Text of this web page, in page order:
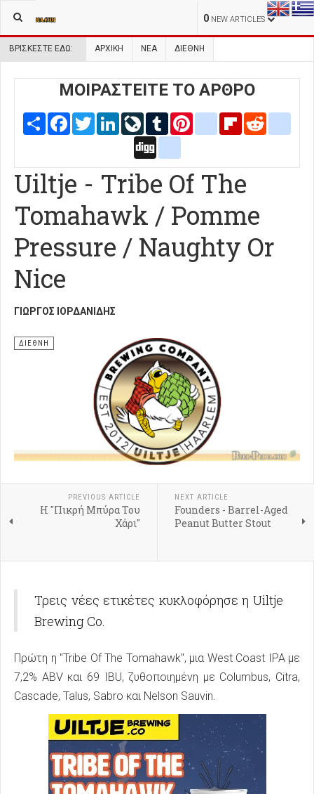
0 NEW ARTICLES
ΒΡΊΣΚΕΣΤΕ ΕΔΏ: ΑΡΧΙΚΉ ΝΕΑ ΔΙΕΘΝΗ
ΜΟΙΡΑΣΤΕΙΤΕ ΤΟ ΑΡΘΡΟ
Share FacebookTwitterLinkedInLiveJournal
Tumblr Pinterestblogger_post
Flipboard
Uiltje - Tribe Of The
Tomahawk / Pomme
Pressure / Naughty Or
Nice
ΓΙΏΡΓΟΣ ΙΟΡΔΑΝΊΔΗΣ
ΔΙΕΘΝΗ
PREVIOUS ARTICLE
Η "Πικρή Μπύρα Του
Χάρι"
NEXT ARTICLE
Founders - Barrel-Aged
Peanut Butter Stout
Τρεις νέες ετικέτες κυκλοφόρησε η Uiltje
Brewing Co.
Πρώτη η "Tribe Of The Tomahawk", μια West Coast IPA με
7,2% ABV και 69 IBU, ζυθοποιημένη με Columbus, Citra,
Cascade, Talus, Sabro και Nelson Sauvin.